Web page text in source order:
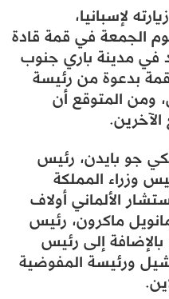
لإسبانيا،
الجمعة في قمة قادة
في مدينة باري جنوب
بدعوة من رئيسة
ومن المتوقع أن
جو بايدن، رئيس
وزراء المملكة
الألماني أولاف
ماكرون، رئيس
بالإضافة إلى رئيس
ورئيسة المفوضية